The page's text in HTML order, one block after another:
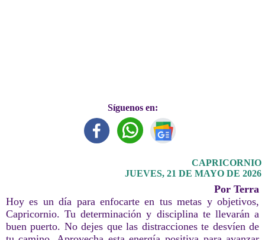
Síguenos en:
CAPRICORNIO
JUEVES, 21 DE MAYO DE 2026
Por Terra
Hoy es un día para enfocarte en tus metas y objetivos,
Capricornio. Tu determinación y disciplina te llevarán a
buen puerto. No dejes que las distracciones te desvíen de